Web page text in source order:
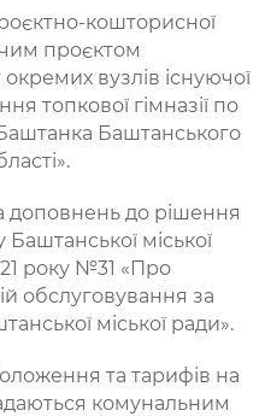
кошторисної
проєктом
вузлів існуючої
топкової гімназії по
Баштанського
доповнень до рішення
міської
року №31 «Про
обслуговування за
міської ради».
та тарифів на
комунальним